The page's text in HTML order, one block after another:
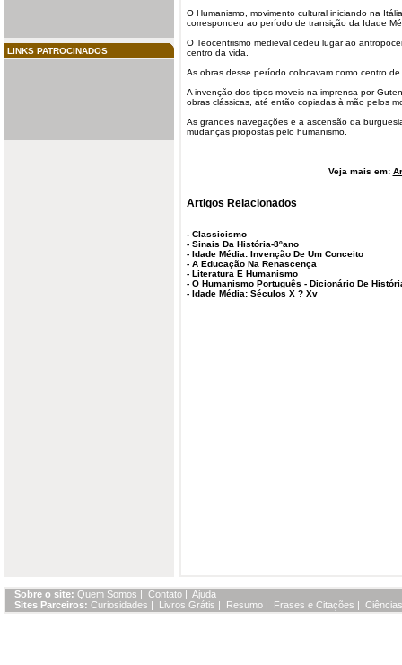
LINKS PATROCINADOS
O Humanismo, movimento cultural iniciando na
correspondeu ao período de transição da Idade
O Teocentrismo medieval cedeu lugar ao
centro da vida.
As obras desse período colocavam como centro
A invenção dos tipos moveis na imprensa por
obras clássicas, até então copiadas à mão pelos
As grandes navegações e a ascensão da
mudanças propostas pelo humanismo.
Veja mais em:
Artigos Relacionados
- Classicismo
- Sinais Da História-8ºano
- Idade Média: Invenção De Um Conceito
- A Educação Na Renascença
- Literatura E Humanismo
- O Humanismo Português - Dicionário De
- Idade Média: Séculos X ? Xv
Sobre o site: Quem Somos | Contato | Ajuda
Sites Parceiros: Curiosidades | Livros Grátis | Resumo | Frases e Citações |